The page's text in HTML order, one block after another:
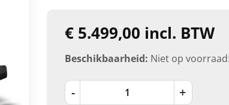
€ 5.499,00 incl. BTW
Beschikbaarheid: Niet op
- +